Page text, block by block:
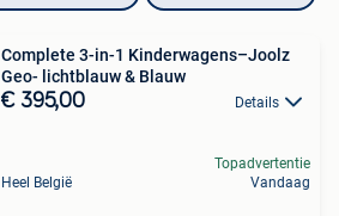
Complete 3-in-1 Kinderwagens–Joolz
Geo- lichtblauw & Blauw
€ 395,00 Details
Heel België
Topadvertentie
Vandaag